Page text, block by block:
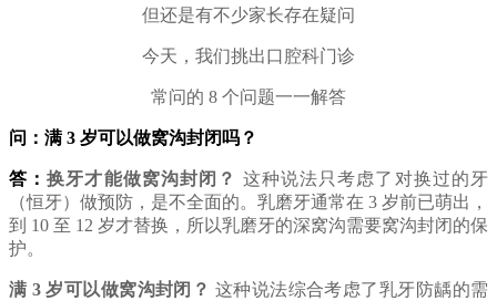
但还是有不少家长存在疑问
今天，我们挑出口腔科门诊
常问的 8 个问题一一解答
问：满 3 岁可以做窝沟封闭吗？
答：换牙才能做窝沟封闭？ 这种说法只考虑了对换过的牙
（恒牙）做预防，是不全面的。乳磨牙通常在 3 岁前已萌出，
到 10 至 12 岁才替换，所以乳磨牙的深窝沟需要窝沟封闭的保
护。
满 3 岁可以做窝沟封闭？ 这种说法综合考虑了乳牙防龋的需